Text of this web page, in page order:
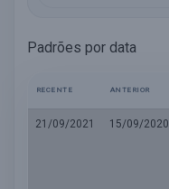
Padrões por data
RECENTE ANTERIOR
21/09/2021 15/09/2020